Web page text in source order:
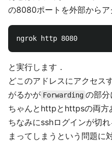
の8080ポートを外部からア
と実行します．
どこのアドレスにアクセ
がるかが Forwarding の部分
ちゃんとhttpとhttpsの両方
ちなみにsshログインが切
まってしまうという問題に